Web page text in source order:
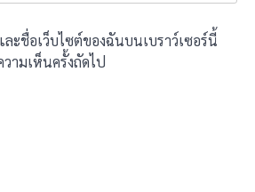
ะชื่อเว็บไซต์ของฉันบนเบราว์เซอร์นี้
ามเห็นครั้งถัดไป